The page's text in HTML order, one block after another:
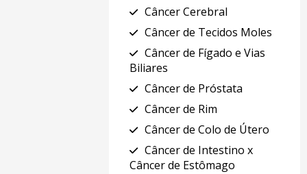
Câncer Cerebral
Câncer de Tecidos Moles
Câncer de Fígado e Vias
Biliares
Câncer de Próstata
Câncer de Rim
Câncer de Colo de Útero
Câncer de Intestino x
Câncer de Estômago